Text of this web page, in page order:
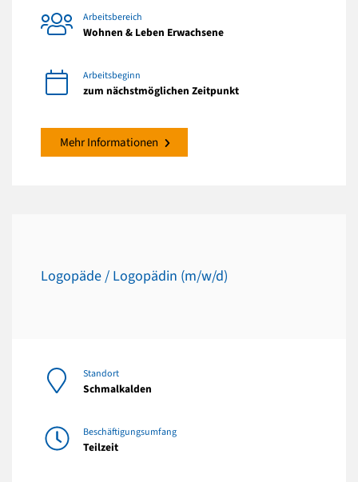
Arbeitsbereich
Wohnen & Leben Erwachsene
Arbeitsbeginn
zum nächstmöglichen Zeitpunkt
Mehr Informationen
Logopäde / Logopädin (m/w/d)
Standort
Schmalkalden
Beschäftigungsumfang
Teilzeit